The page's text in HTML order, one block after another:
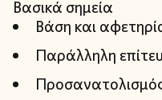
Βασικά σημεία
Βάση και
Παράλληλη